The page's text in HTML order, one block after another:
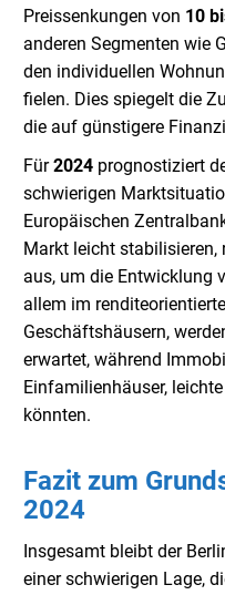
Preissenkungen von 10
anderen Segmenten wie
den individuellen
fielen. Dies spiegelt die
die auf günstigere
Für2024 prognostiziert
schwierigen
Europäischen
Markt leicht stabilisieren,
aus, um die Entwicklung
allem im
Geschäftshäusern,
erwartet, während
Einfamilienhäuser,
könnten.
Fazit zum
2024
Insgesamt bleibt der
einer schwierigen Lage,